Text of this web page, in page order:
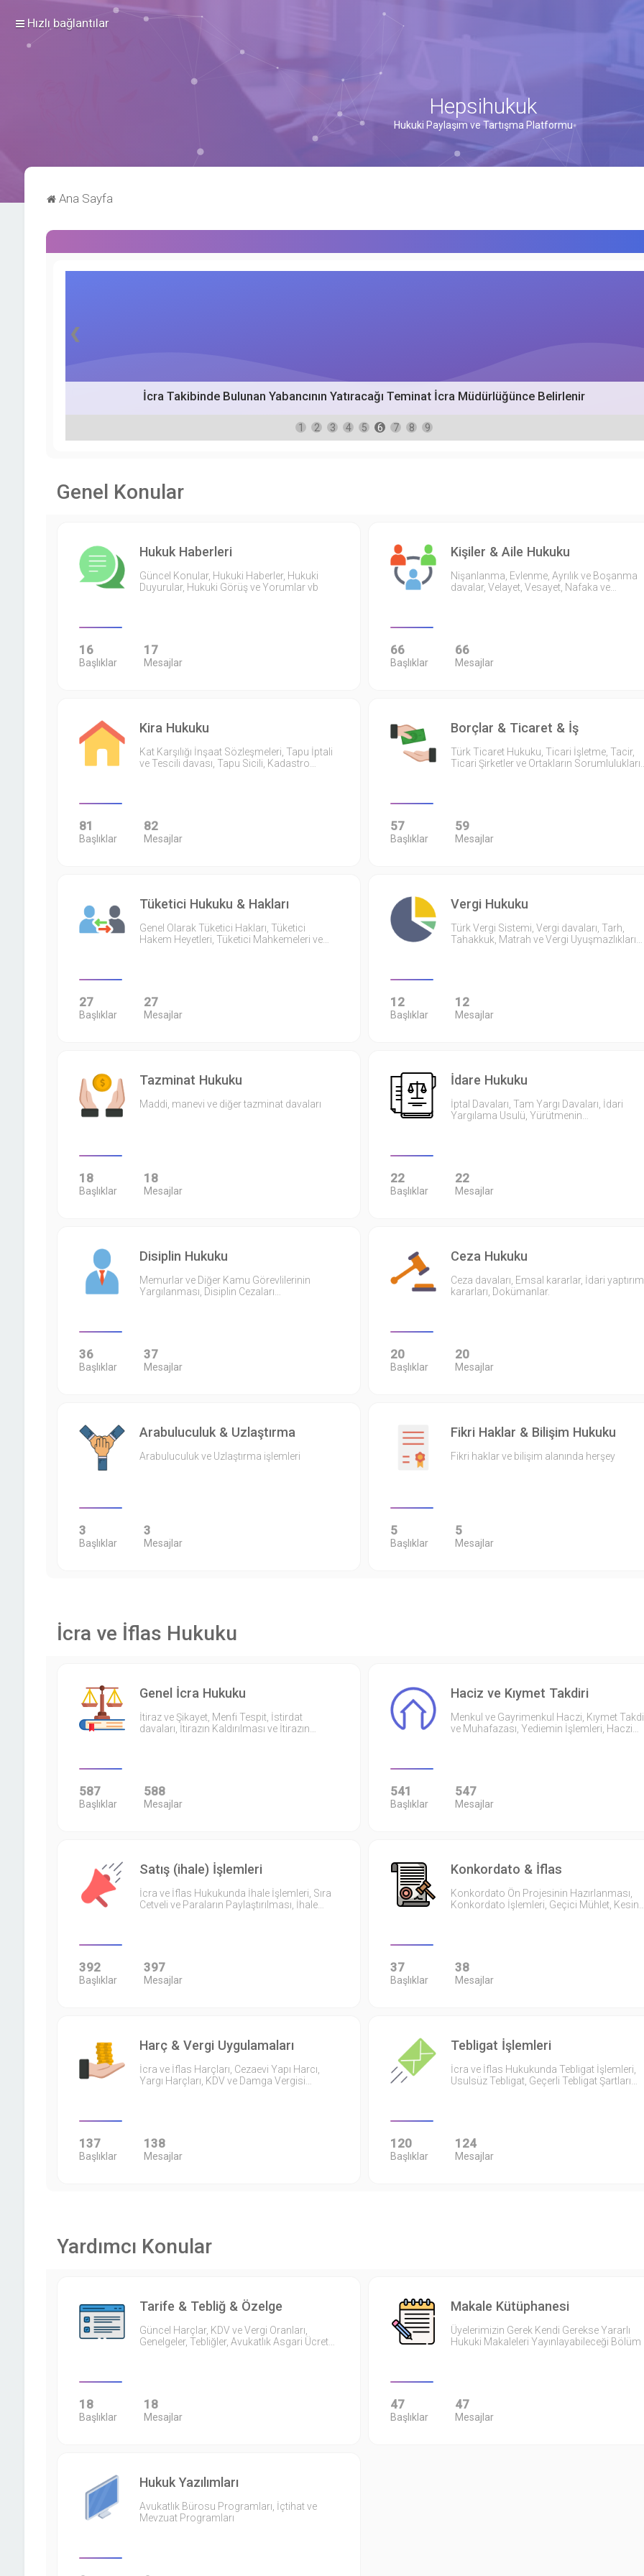
Hızlı bağlantılar
Hepsihukuk
Hukuki Paylaşım ve Tartışma Platformu
Ana Sayfa
İcra Takibinde Bulunan Yabancının Yatıracağı Teminat İcra Müdürlüğünce Belirlenir
❮
1 2 3 4 5 6 7 8 9
Genel Konular
Hukuk Haberleri
Güncel Konular, Hukuki Haberler, Hukuki
Duyurular, Hukuki Görüş ve Yorumlar vb
16
Başlıklar
17
Mesajlar
Kişiler & Aile Hukuku
Nişanlanma, Evlenme, Ayrılık ve Boşanma
davalar, Velayet, Vesayet, Nafaka ve…
66
Başlıklar
66
Mesajlar
Kira Hukuku
Kat Karşılığı İnşaat Sözleşmeleri, Tapu İptali
ve Tescili davası, Tapu Sicili, Kadastro…
81
Başlıklar
82
Mesajlar
Borçlar & Ticaret & İş
Türk Ticaret Hukuku, Ticari İşletme, Tacir,
Ticari Şirketler ve Ortakların
57
Başlıklar
59
Mesajlar
Tüketici Hukuku & Hakları
Genel Olarak Tüketici Hakları, Tüketici
Hakem Heyetleri, Tüketici Mahkemeleri ve…
27
Başlıklar
27
Mesajlar
Vergi Hukuku
Türk Vergi Sistemi, Vergi davaları, Tarh,
Tahakkuk, Matrah ve Vergi Uyuşmazlıkları…
12
Başlıklar
12
Mesajlar
Tazminat Hukuku
Maddi, manevi ve diğer tazminat davaları
18
Başlıklar
18
Mesajlar
İdare Hukuku
İptal Davaları, Tam Yargı Davaları, İdari
Yargılama Usulü, Yürütmenin…
22
Başlıklar
22
Mesajlar
Disiplin Hukuku
Memurlar ve Diğer Kamu Görevlilerinin
Yargılanması, Disiplin Cezaları…
36
Başlıklar
37
Mesajlar
Ceza Hukuku
Ceza davaları, Emsal kararlar, İdari yaptırım
kararları, Dokümanlar.
20
Başlıklar
20
Mesajlar
Arabuluculuk & Uzlaştırma
Arabuluculuk ve Uzlaştırma işlemleri
3
Başlıklar
3
Mesajlar
Fikri Haklar & Bilişim Hukuku
Fikri haklar ve bilişim alanında herşey
5
Başlıklar
5
Mesajlar
İcra ve İflas Hukuku
Genel İcra Hukuku
İtiraz ve Şikayet, Menfi Tespit, İstirdat
davaları, İtirazın Kaldırılması ve İtirazın…
587
Başlıklar
588
Mesajlar
Haciz ve Kıymet Takdiri
Menkul ve Gayrimenkul Haczi, Kıymet
ve Muhafazası, Yediemin İşlemleri, Haczi…
541
Başlıklar
547
Mesajlar
Satış (ihale) İşlemleri
İcra ve İflas Hukukunda İhale İşlemleri, Sıra
Cetveli ve Paraların Paylaştırılması, İhale…
392
Başlıklar
397
Mesajlar
Konkordato & İflas
Konkordato Ön Projesinin Hazırlanması,
Konkordato İşlemleri, Geçici Mühlet,
37
Başlıklar
38
Mesajlar
Harç & Vergi Uygulamaları
İcra ve İflas Harçları, Cezaevi Yapı Harcı,
Yargı Harçları, KDV ve Damga Vergisi…
137
Başlıklar
138
Mesajlar
Tebligat İşlemleri
İcra ve İflas Hukukunda Tebligat İşlemleri,
Usulsüz Tebligat, Geçerli Tebligat Şartları…
120
Başlıklar
124
Mesajlar
Yardımcı Konular
Tarife & Tebliğ & Özelge
Güncel Harçlar, KDV ve Vergi Oranları,
Genelgeler, Tebliğler, Avukatlık Asgari Ücret…
18
Başlıklar
18
Mesajlar
Makale Kütüphanesi
Üyelerimizin Gerek Kendi Gerekse Yararlı
Hukuki Makaleleri Yayınlayabileceği Bölüm
47
Başlıklar
47
Mesajlar
Hukuk Yazılımları
Avukatlık Bürosu Programları, İçtihat ve
Mevzuat Programları